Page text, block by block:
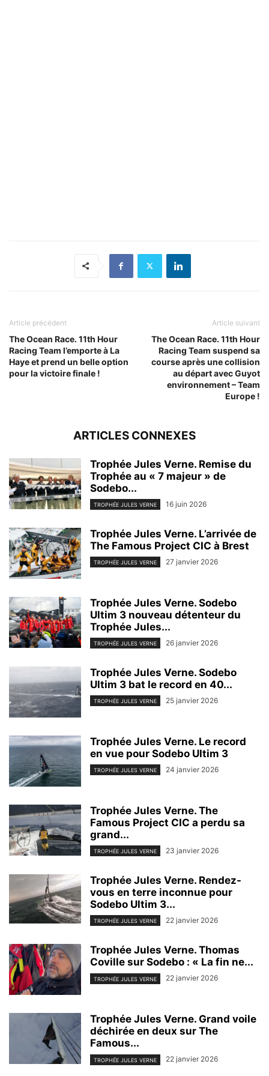
Article précédent
The Ocean Race. 11th Hour
Racing Team l’emporte à La
Haye et prend un belle option
pour la victoire finale !
Article suivant
The Ocean Race. 11th Hour
Racing Team suspend sa
course après une collision
au départ avec Guyot
environnement – Team
Europe !
ARTICLES CONNEXES
Trophée Jules Verne. Remise du
Trophée au « 7 majeur » de
Sodebo...
TROPHÉE JULES VERNE 16 juin 2026
Trophée Jules Verne. L’arrivée de
The Famous Project CIC à Brest
TROPHÉE JULES VERNE 27 janvier 2026
Trophée Jules Verne. Sodebo
Ultim 3 nouveau détenteur du
Trophée Jules...
TROPHÉE JULES VERNE 26 janvier 2026
Trophée Jules Verne. Sodebo
Ultim 3 bat le record en 40...
TROPHÉE JULES VERNE 25 janvier 2026
Trophée Jules Verne. Le record
en vue pour Sodebo Ultim 3
TROPHÉE JULES VERNE 24 janvier 2026
Trophée Jules Verne. The
Famous Project CIC a perdu sa
grand...
TROPHÉE JULES VERNE 23 janvier 2026
Trophée Jules Verne. Rendez-
vous en terre inconnue pour
Sodebo Ultim 3...
TROPHÉE JULES VERNE 22 janvier 2026
Trophée Jules Verne. Thomas
Coville sur Sodebo : « La fin ne...
TROPHÉE JULES VERNE 22 janvier 2026
Trophée Jules Verne. Grand voile
déchirée en deux sur The
Famous...
TROPHÉE JULES VERNE 22 janvier 2026